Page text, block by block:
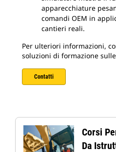
apparecchiature
comandi OEM in
cantieri reali.
Per ulteriori informazioni,
soluzioni di formazione
Contatti
Corsi
Da